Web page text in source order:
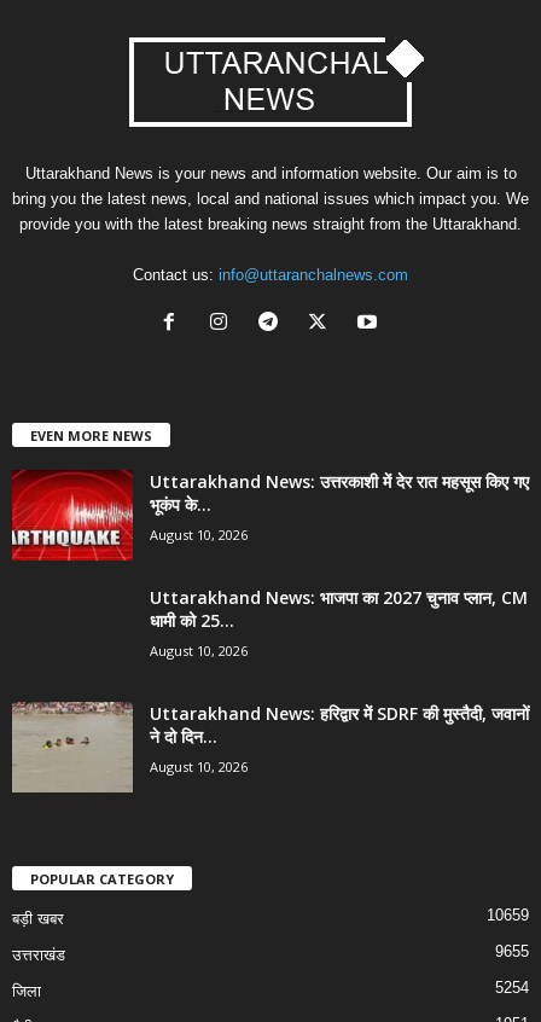
Uttarakhand News is your news and information website. Our aim is to
bring you the latest news, local and national issues which impact you. We
provide you with the latest breaking news straight from the Uttarakhand.
Contact us: info@uttaranchalnews.com
EVEN MORE NEWS
Uttarakhand News: उत्तरकाशी में देर रात महसूस किए गए
भूकंप के...
August 10, 2026
Uttarakhand News: भाजपा का 2027 चुनाव प्लान, CM
धामी को 25...
August 10, 2026
Uttarakhand News: हरिद्वार में SDRF की मुस्तैदी, जवानों
ने दो दिन...
August 10, 2026
POPULAR CATEGORY
बड़ी खबर 10659
उत्तराखंड 9655
जिला 5254